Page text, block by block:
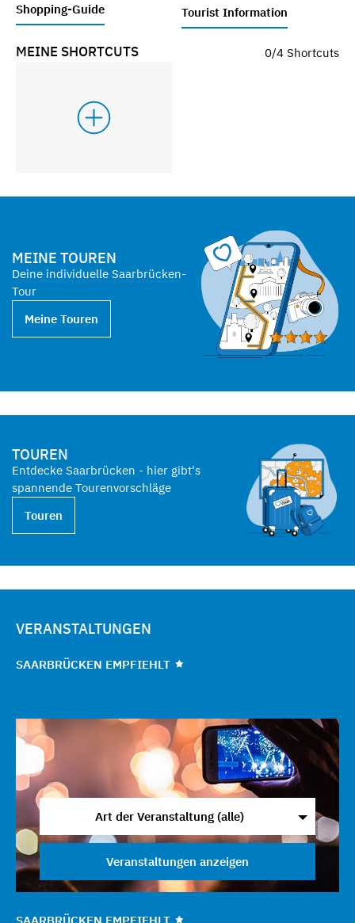
Shopping-Guide Tourist Information
MEINE SHORTCUTS 0/4 Shortcuts
MEINE TOUREN
Deine individuelle Saarbrücken-
Tour
Meine Touren
TOUREN
Entdecke Saarbrücken - hier gibt's
spannende Tourenvorschläge
Touren
VERANSTALTUNGEN
SAARBRÜCKEN EMPFIEHLT
Art der Veranstaltung (alle)
Veranstaltungen anzeigen